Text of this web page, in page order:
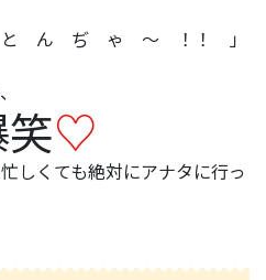
ん ぢ ゃ ～ ！！ 」
♡
しくても絶対にアナタに行っ